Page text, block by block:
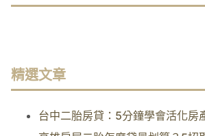
精選文章
台中二胎房貸：5分鐘學會活化房